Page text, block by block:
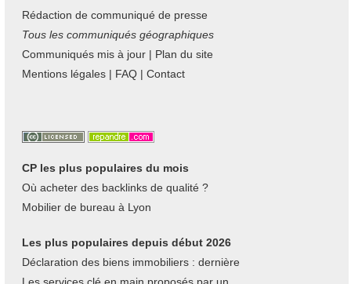
Rédaction de communiqué de presse
Tous les communiqués géographiques
Communiqués mis à jour | Plan du site
Mentions légales | FAQ | Contact
CP les plus populaires du mois
Où acheter des backlinks de qualité ?
Mobilier de bureau à Lyon
Les plus populaires depuis début 2026
Déclaration des biens immobiliers : dernière